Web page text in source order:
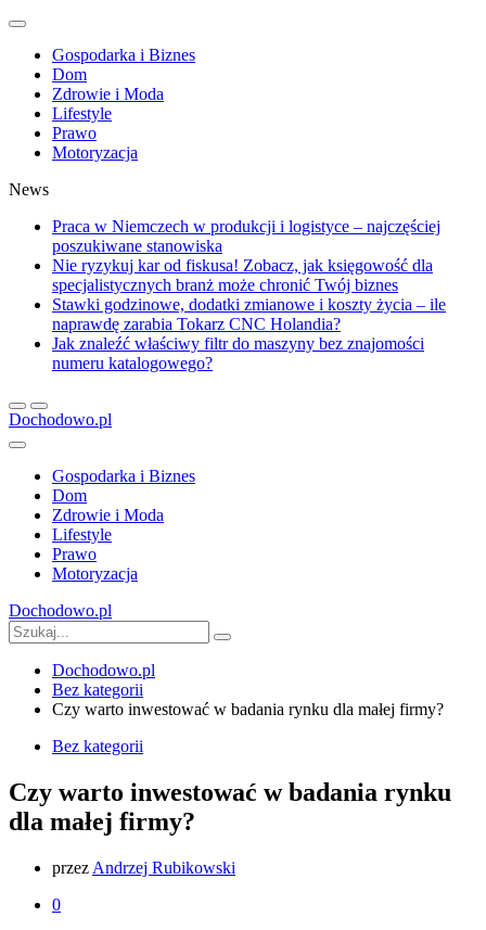
Gospodarka i Biznes
Dom
Zdrowie i Moda
Lifestyle
Prawo
Motoryzacja
News
Praca w Niemczech w produkcji i logistyce – najczęściej
poszukiwane stanowiska
Nie ryzykuj kar od fiskusa! Zobacz, jak księgowość dla
specjalistycznych branż może chronić Twój biznes
Stawki godzinowe, dodatki zmianowe i koszty życia – ile
naprawdę zarabia Tokarz CNC Holandia?
Jak znaleźć właściwy filtr do maszyny bez znajomości
numeru katalogowego?
Dochodowo.pl
Gospodarka i Biznes
Dom
Zdrowie i Moda
Lifestyle
Prawo
Motoryzacja
Dochodowo.pl
Dochodowo.pl
Bez kategorii
Czy warto inwestować w badania rynku dla małej firmy?
Bez kategorii
Czy warto inwestować w badania rynku
dla małej firmy?
przez Andrzej Rubikowski
0